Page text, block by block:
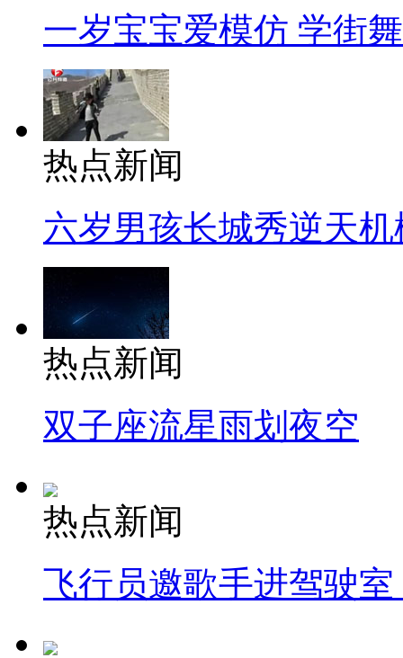
一岁宝宝爱模仿 学街
热点新闻
六岁男孩长城秀逆天机
热点新闻
双子座流星雨划夜空
热点新闻
飞行员邀歌手进驾驶